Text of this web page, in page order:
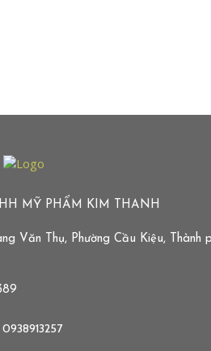
MỸ PHẨM KIM THANH
Văn Thụ, Phường Cầu Kiệu, Thành
0938913257